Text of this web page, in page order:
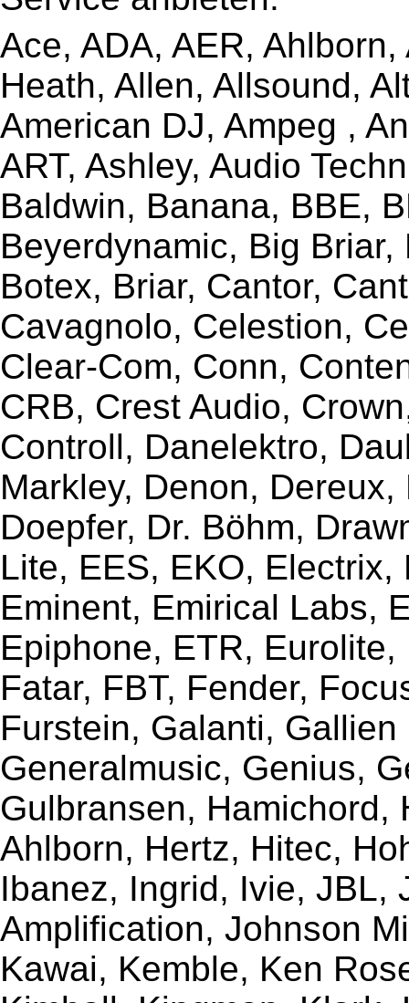
Ace, ADA, AER,
Heath, Allen, Allsound,
American DJ, Ampeg ,
ART, Ashley, Audio
Baldwin, Banana, BBE,
Beyerdynamic, Big
Botex, Briar, Cantor,
Cavagnolo, Celestion,
Clear-Com, Conn,
CRB, Crest Audio,
Controll, Danelektro,
Markley, Denon,
Doepfer, Dr. Böhm,
Lite, EES, EKO,
Eminent, Emirical Labs,
Epiphone, ETR,
Fatar, FBT, Fender,
Furstein, Galanti,
Generalmusic, Genius,
Gulbransen, Hamichord,
Ahlborn, Hertz, Hitec,
Ibanez, Ingrid, Ivie, JBL,
Amplification, Johnson
Kawai, Kemble, Ken